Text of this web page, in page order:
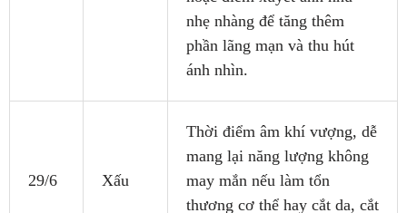
nhẹ nhàng để tăng thêm
phần lãng mạn và thu hút
ánh nhìn.
29/6 Xấu
Thời điểm âm khí vượng, dễ
mang lại năng lượng không
may mắn nếu làm tổn
thương cơ thể hay cắt da, cắt